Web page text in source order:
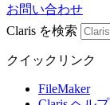
お問い合わせ
Claris を検索
クイックリンク
FileMaker